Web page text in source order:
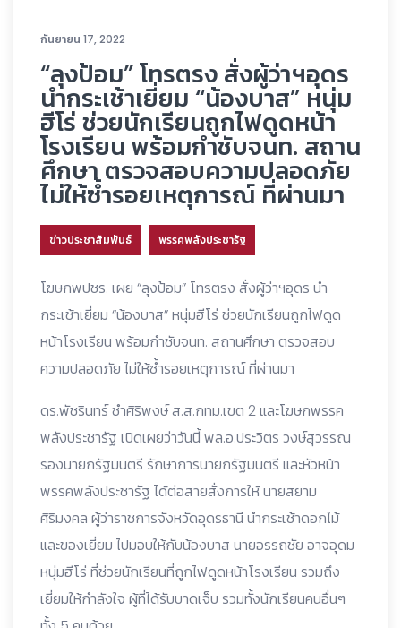
กันยายน 17, 2022
“ลุงป้อม” โทรตรง สั่งผู้ว่าฯอุดร
นำกระเช้าเยี่ยม “น้องบาส” หนุ่ม
ฮีโร่ ช่วยนักเรียนถูกไฟดูดหน้า
โรงเรียน พร้อมกำชับจนท. สถาน
ศึกษา ตรวจสอบความปลอดภัย
ไม่ให้ซ้ำรอยเหตุการณ์ ที่ผ่านมา
ข่าวประชาสัมพันธ์ พรรคพลังประชารัฐ
โฆษกพปชร. เผย “ลุงป้อม” โทรตรง สั่งผู้ว่าฯอุดร นำ
กระเช้าเยี่ยม “น้องบาส” หนุ่มฮีโร่ ช่วยนักเรียนถูกไฟดูด
หน้าโรงเรียน พร้อมกำชับจนท. สถานศึกษา ตรวจสอบ
ความปลอดภัย ไม่ให้ซ้ำรอยเหตุการณ์ ที่ผ่านมา
ดร.พัชรินทร์ ซำศิริพงษ์ ส.ส.กทม.เขต 2 และโฆษกพรรค
พลังประชารัฐ เปิดเผยว่าวันนี้ พล.อ.ประวิตร วงษ์สุวรรณ
รองนายกรัฐมนตรี รักษาการนายกรัฐมนตรี และหัวหน้า
พรรคพลังประชารัฐ ได้ต่อสายสั่งการให้ นายสยาม
ศิริมงคล ผู้ว่าราชการจังหวัดอุดรธานี นำกระเช้าดอกไม้
และของเยี่ยม ไปมอบให้กับน้องบาส นายอรรถชัย อาจอุดม
หนุ่มฮีโร่ ที่ช่วยนักเรียนที่ถูกไฟดูดหน้าโรงเรียน รวมถึง
เยี่ยมให้กำลังใจ ผู้ที่ได้รับบาดเจ็บ รวมทั้งนักเรียนคนอื่นๆ